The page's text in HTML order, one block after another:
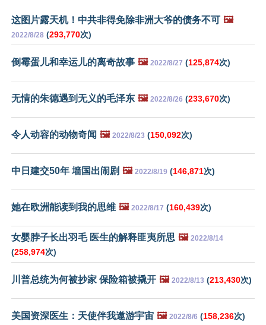
这图片露天机！中共非得免除非洲大爷的债务不可 🖼️
2022/8/28 (293,770次)
倒霉蛋儿和幸运儿的离奇故事 🖼️ 2022/8/27 (125,874次)
无情的朱德遇到无义的毛泽东 🖼️ 2022/8/26 (233,670次)
令人动容的动物奇闻 🖼️ 2022/8/23 (150,092次)
中日建交50年 墙国出闹剧 🖼️ 2022/8/19 (146,871次)
她在欧洲能读到我的思维 🖼️ 2022/8/17 (160,439次)
女婴脖子长出羽毛 医生的解释匪夷所思 🖼️ 2022/8/14
(258,974次)
川普总统为何被抄家 保险箱被撬开 🖼️ 2022/8/13 (213,430次)
美国资深医生：天使伴我遨游宇宙 🖼️ 2022/8/6 (158,236次)